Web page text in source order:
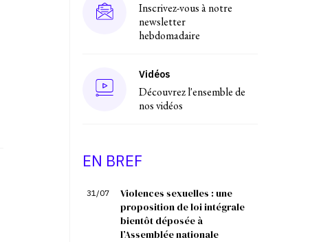
Inscrivez-vous à notre
newsletter
hebdomadaire
Vidéos
Découvrez l'ensemble de
nos vidéos
EN BREF
31/07
Violences sexuelles : une
proposition de loi intégrale
bientôt déposée à
l’Assemblée nationale